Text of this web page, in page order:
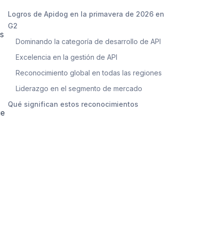
Logros de Apidog en la primavera de 2026 en
G2
Dominando la categoría de desarrollo de API
Excelencia en la gestión de API
Reconocimiento global en todas las regiones
Liderazgo en el segmento de mercado
Qué significan estos reconocimientos